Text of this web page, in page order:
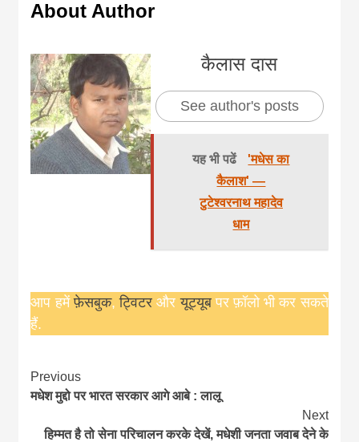
About Author
कैलास दास
See author's posts
यह भी पढें
'मधेस का
कैलाश' —
टुटेश्वरनाथ महादेव
धाम
आप हमेंफ़ेसबुक,ट्विटरऔरयूट्यूबपर फ़ॉलो भी कर सकते
हैं.
Continue
Reading
Previous
मधेश मुद्दो पर भारत सरकार आगे आबे : लालू
Next
हिम्मत है तो सेना परिचालन करके देखें, मधेशी जनता जवाब देने के